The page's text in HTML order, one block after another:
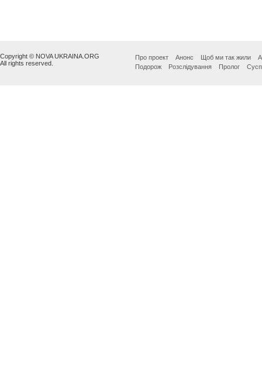
Copyright © NOVA UKRAINA.ORG
All rights reserved.
Про проект Анонс Щоб ми так жили
Подорож
Розслідування Пролог